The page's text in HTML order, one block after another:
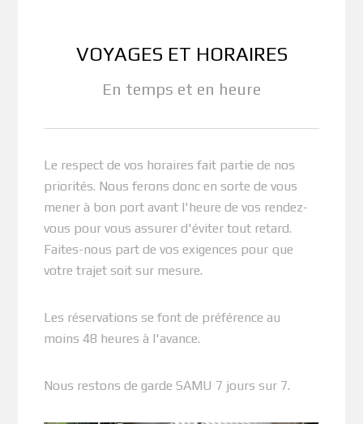
VOYAGES ET HORAIRES
En temps et en heure
Le respect de vos horaires fait partie de nos
priorités. Nous ferons donc en sorte de vous
mener à bon port avant l'heure de vos rendez-
vous pour vous assurer d'éviter tout retard.
Faites-nous part de vos exigences pour que
votre trajet soit sur mesure.
Les réservations se font de préférence au
moins 48 heures à l'avance.
Nous restons de garde SAMU 7 jours sur 7.